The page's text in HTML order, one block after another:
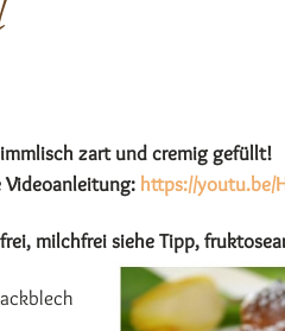
zart und cremig gefüllt!
Videoanleitung: https://youtu.be/
milchfrei siehe Tipp,